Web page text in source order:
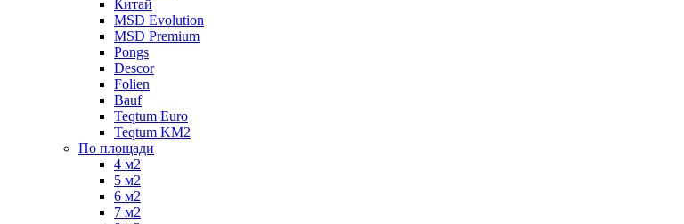
Китай
MSD Evolution
MSD Premium
Pongs
Descor
Folien
Bauf
Teqtum Euro
Teqtum KM2
По площади
4 м2
5 м2
6 м2
7 м2